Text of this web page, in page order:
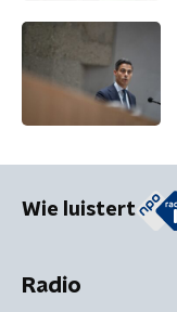
Wie luistert
Radio